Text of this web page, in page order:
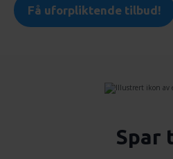
Få uforpliktende tilbud!
Spar